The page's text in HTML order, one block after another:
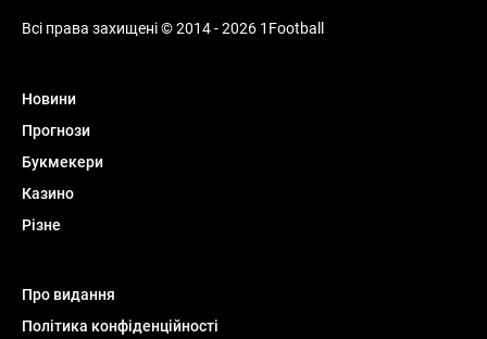
Всі права захищені © 2014 - 2026 1Football
Новини
Прогнози
Букмекери
Казино
Різне
Про видання
Політика конфіденційності